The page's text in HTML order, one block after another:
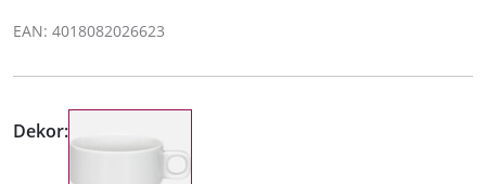
EAN: 4018082026623
Dekor: